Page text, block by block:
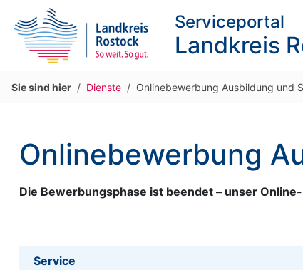
Serviceportal
Landkreis
Sie sind hier Dienste Onlinebewerbung Ausbildung und
Onlinebewerbung
Die Bewerbungsphase ist beendet – unser
Service